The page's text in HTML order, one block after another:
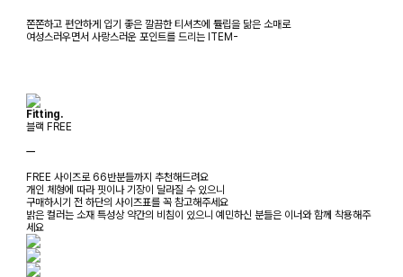
쫀쫀하고 편안하게 입기 좋은 깔끔한 티셔츠에 튤립을 닮은 소매로
여성스러우면서 사랑스러운 포인트를 드리는 ITEM-
Fitting.
블랙 FREE
ㅡ
FREE 사이즈로 66반분들까지 추천해드려요
개인 체형에 따라 핏이나 기장이 달라질 수 있으니
구매하시기 전 하단의 사이즈표를 꼭 참고해주세요
밝은 컬러는 소재 특성상 약간의 비침이 있으니 예민하신 분들은 이너와 함께 착용해주
세요